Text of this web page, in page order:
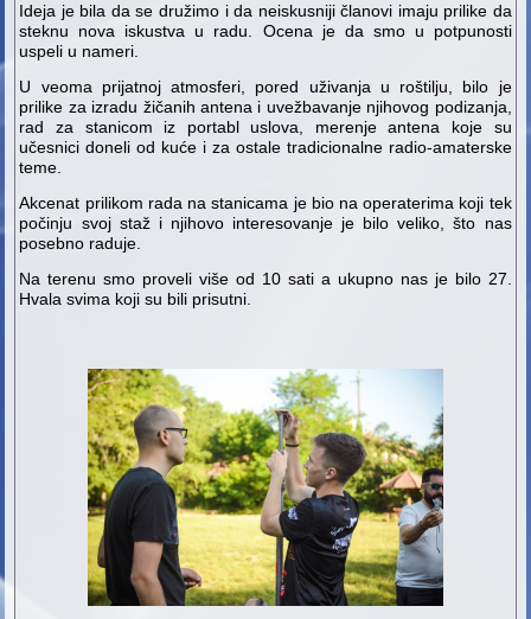
Ideja je bila da se družimo i da neiskusniji članovi imaju prilike da
steknu nova iskustva u radu. Ocena je da smo u potpunosti
uspeli u nameri.
U veoma prijatnoj atmosferi, pored uživanja u roštilju, bilo je
prilike za izradu žičanih antena i uvežbavanje njihovog podizanja,
rad za stanicom iz portabl uslova, merenje antena koje su
učesnici doneli od kuće i za ostale tradicionalne radio-amaterske
teme.
Akcenat prilikom rada na stanicama je bio na operaterima koji tek
počinju svoj staž i njihovo interesovanje je bilo veliko, što nas
posebno raduje.
Na terenu smo proveli više od 10 sati a ukupno nas je bilo 27.
Hvala svima koji su bili prisutni.